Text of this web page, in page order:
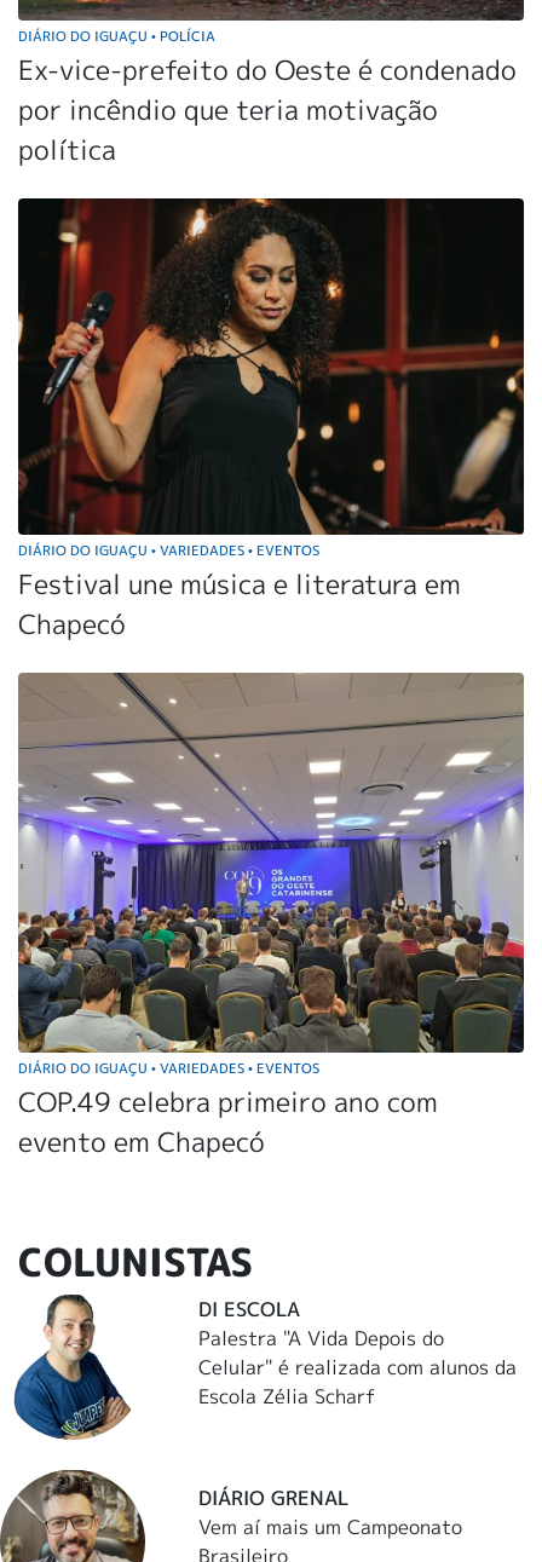
DIÁRIO DO IGUAÇU • POLÍCIA
Ex-vice-prefeito do Oeste é condenado
por incêndio que teria motivação
política
DIÁRIO DO IGUAÇU • VARIEDADES • EVENTOS
Festival une música e literatura em
Chapecó
DIÁRIO DO IGUAÇU • VARIEDADES • EVENTOS
COP.49 celebra primeiro ano com
evento em Chapecó
COLUNISTAS
DI ESCOLA
Palestra "A Vida Depois do
Celular" é realizada com alunos da
Escola Zélia Scharf
DIÁRIO GRENAL
Vem aí mais um Campeonato
Brasileiro